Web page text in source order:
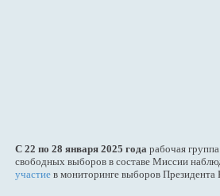
С 22 по 28 января 2025 года рабочая
свободных выборов в составе Миссии
участие в мониторинге выборов Президента